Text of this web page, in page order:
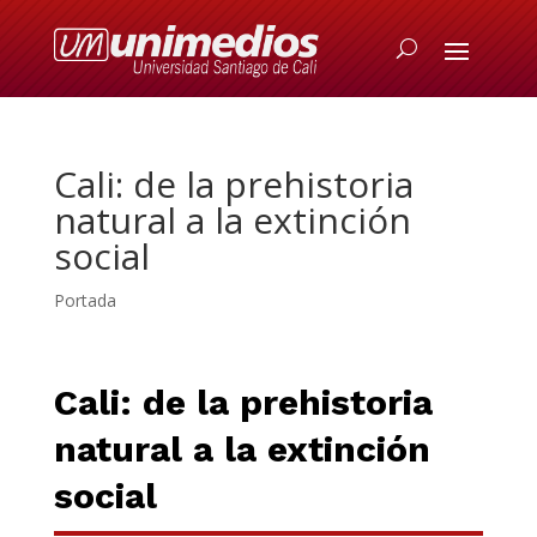
Cali: de la prehistoria
natural a la extinción
social
Portada
Cali: de la prehistoria
natural a la extinción
social